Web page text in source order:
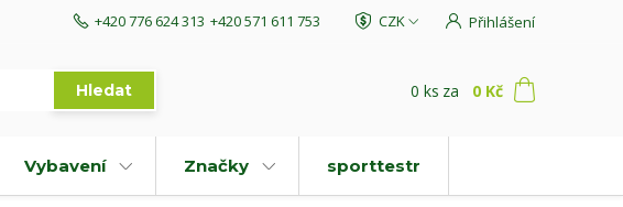
CZK Přihlášení
Hledat
+420 776 624 313 +420 571 611 753
0 ks za 0 Kč
Vybavení Značky sporttestr